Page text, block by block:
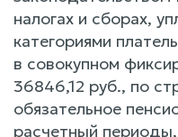
налогах и сборах,
категориями
в совокупном
36846,12 руб., по
обязательное
расчетный